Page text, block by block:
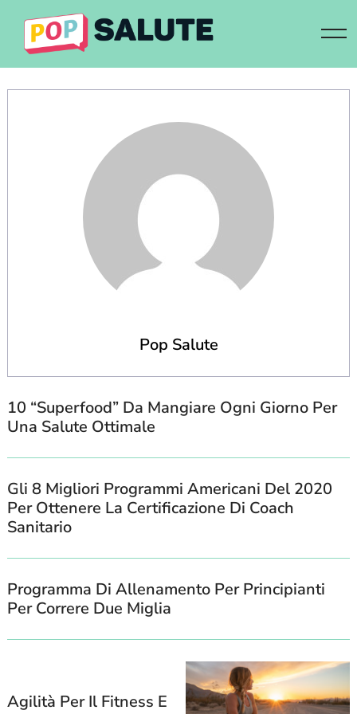
content
Pop Salute
10 “Superfood” Da Mangiare Ogni Giorno Per
Una Salute Ottimale
Gli 8 Migliori Programmi Americani Del 2020
Per Ottenere La Certificazione Di Coach
Sanitario
Programma Di Allenamento Per Principianti
Per Correre Due Miglia
Agilità Per Il Fitness E
Search